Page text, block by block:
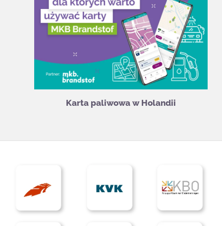
Karta paliwowa w Holandii